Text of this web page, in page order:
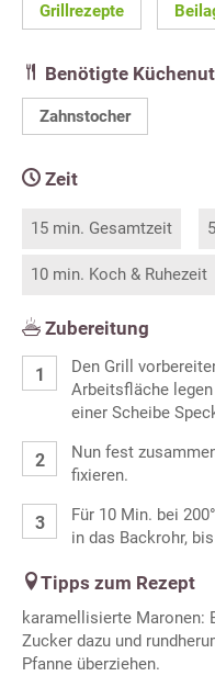
Grillrezepte
Benötigte
Zahnstocher
Zeit
15 min. Gesamtzeit
10 min. Koch & Ruhezeit
Zubereitung
Den Grill
Arbeitsfläche
einer Scheibe
Nun fest
fixieren.
Für 10 Min. bei
in das Backrohr,
Tipps zum Rezept
karamellisierte Maronen:
Zucker dazu und
Pfanne überziehen.